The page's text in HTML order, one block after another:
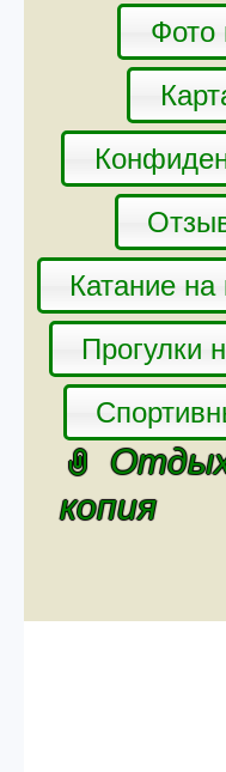
Фото
Катание на
Прогулки
Отдых
копия